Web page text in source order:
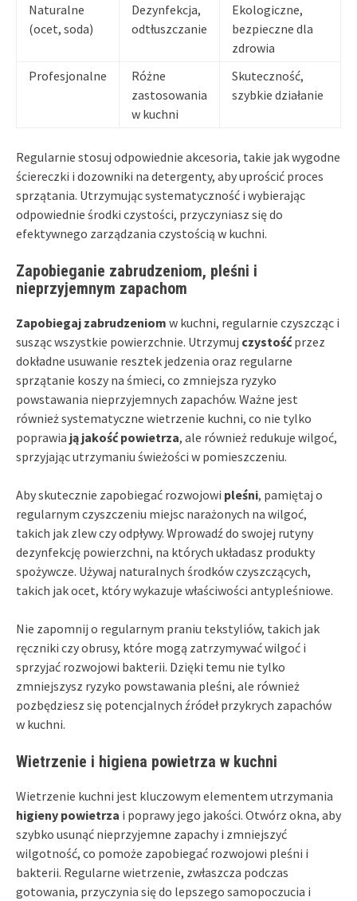
Naturalne
(ocet, soda)
Dezynfekcja,
odtłuszczanie
Ekologiczne,
bezpieczne dla
zdrowia
Profesjonalne
Różne
zastosowania
w kuchni
Skuteczność,
szybkie działanie
Regularnie stosuj odpowiednie akcesoria, takie jak wygodne
ściereczki i dozowniki na detergenty, aby uprościć proces
sprzątania. Utrzymując systematyczność i wybierając
odpowiednie środki czystości, przyczyniasz się do
efektywnego zarządzania czystością w kuchni.
Zapobieganie zabrudzeniom, pleśni i
nieprzyjemnym zapachom
Zapobiegaj zabrudzeniom w kuchni, regularnie czyszcząc i
susząc wszystkie powierzchnie. Utrzymuj czystośćprzez
dokładne usuwanie resztek jedzenia oraz regularne
sprzątanie koszy na śmieci, co zmniejsza ryzyko
powstawania nieprzyjemnych zapachów. Ważne jest
również systematyczne wietrzenie kuchni, co nie tylko
poprawia ją jakość powietrza, ale również redukuje wilgoć,
sprzyjając utrzymaniu świeżości w pomieszczeniu.
Aby skutecznie zapobiegać rozwojowi pleśni, pamiętaj o
regularnym czyszczeniu miejsc narażonych na wilgoć,
takich jak zlew czy odpływy. Wprowadź do swojej rutyny
dezynfekcję powierzchni, na których układasz produkty
spożywcze. Używaj naturalnych środków czyszczących,
takich jak ocet, który wykazuje właściwości antypleśniowe.
Nie zapomnij o regularnym praniu tekstyliów, takich jak
ręczniki czy obrusy, które mogą zatrzymywać wilgoć i
sprzyjać rozwojowi bakterii. Dzięki temu nie tylko
zmniejszysz ryzyko powstawania pleśni, ale również
pozbędziesz się potencjalnych źródeł przykrych zapachów
w kuchni.
Wietrzenie i higiena powietrza w kuchni
Wietrzenie kuchni jest kluczowym elementem utrzymania
higieny powietrza i poprawy jego jakości. Otwórz okna, aby
szybko usunąć nieprzyjemne zapachy i zmniejszyć
wilgotność, co pomoże zapobiegać rozwojowi pleśni i
bakterii. Regularne wietrzenie, zwłaszcza podczas
gotowania, przyczynia się do lepszego samopoczucia i